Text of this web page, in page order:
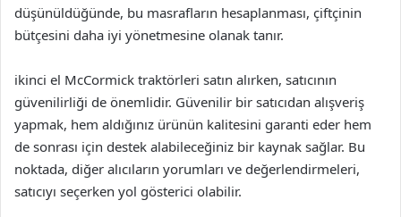
düşünüldüğünde, bu masrafların hesaplanması, çiftçinin
bütçesini daha iyi yönetmesine olanak tanır.
ikinci el McCormick traktörleri satın alırken, satıcının
güvenilirliği de önemlidir. Güvenilir bir satıcıdan alışveriş
yapmak, hem aldığınız ürünün kalitesini garanti eder hem
de sonrası için destek alabileceğiniz bir kaynak sağlar. Bu
noktada, diğer alıcıların yorumları ve değerlendirmeleri,
satıcıyı seçerken yol gösterici olabilir.